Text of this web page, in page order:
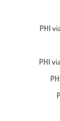
PHI
PHI